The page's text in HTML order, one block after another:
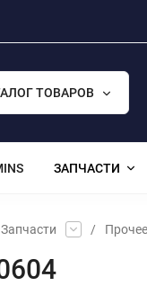
ТОВАРОВ
ЗАПЧАСТИ
/